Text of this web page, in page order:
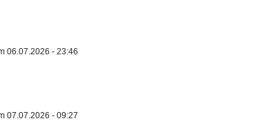
06.07.2026 - 23:46
07.07.2026 - 09:27